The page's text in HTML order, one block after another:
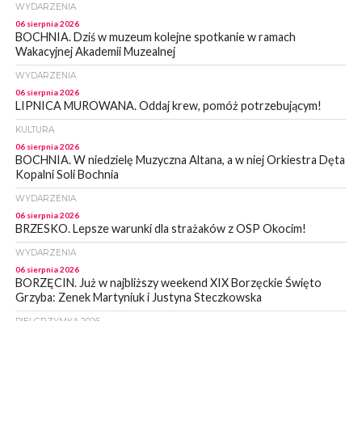
WYDARZENIA
06 sierpnia 2026
BOCHNIA. Dziś w muzeum kolejne spotkanie w ramach
Wakacyjnej Akademii Muzealnej
WYDARZENIA
06 sierpnia 2026
LIPNICA MUROWANA. Oddaj krew, pomóż potrzebującym!
KULTURA
06 sierpnia 2026
BOCHNIA. W niedzielę Muzyczna Altana, a w niej Orkiestra Dęta
Kopalni Soli Bochnia
WYDARZENIA
06 sierpnia 2026
BRZESKO. Lepsze warunki dla strażaków z OSP Okocim!
WYDARZENIA
06 sierpnia 2026
BORZĘCIN. Już w najbliższy weekend XIX Borzęckie Święto
Grzyba: Zenek Martyniuk i Justyna Steczkowska
PIELGRZYMKA 2026